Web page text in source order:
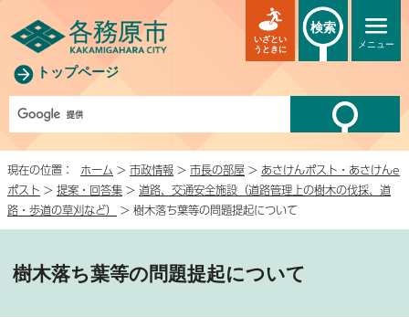
トップページ
メニュー
いざとい
うときに
検索
現在の位置： ホーム > 市政情報 > 市長の部屋 > あさけんポスト・あさけんe
ポスト > 提案・回答集 > 道路、交通安全施設（道路管理上の樹木の伐採、道
路・歩道の草刈など）
> 樹木落ち葉等の問題提起について
樹木落ち葉等の問題提起について